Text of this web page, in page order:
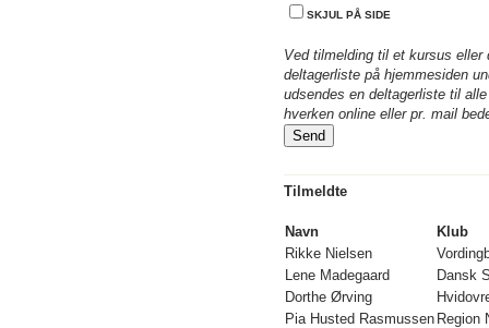
SKJUL PÅ SIDE
Ved tilmelding til et kursus
deltagerliste på hjemmesiden
udsendes en deltagerliste til
hverken online eller pr. mail
Tilmeldte
Navn
Klub
Rikke Nielsen
Lene Madegaard
Dansk
Dorthe Ørving
Pia Husted Rasmussen Region